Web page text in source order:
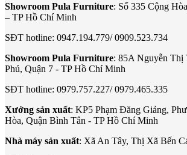
Showroom Pula Furniture: Số 335 Cộng
– TP Hồ Chí Minh
SĐT hotline: 0947.194.779/ 0909.523.734
Showroom Pula Furniture: 85A Nguyễn Thị
Phú, Quận 7 - TP Hồ Chí Minh
SĐT hotline: 0979.757.227/ 0979.465.335
Xưởng sản xuất: KP5 Phạm Đăng Giảng,
Hòa, Quận Bình Tân - TP Hồ Chí Minh
Nhà máy sản xuất: Xã An Tây, Thị Xã Bến